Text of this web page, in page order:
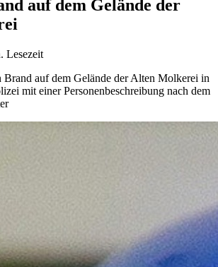
auf dem Gelände der
Lesezeit
Brand auf dem Gelände der Alten Molkerei in
mit einer Personenbeschreibung nach dem